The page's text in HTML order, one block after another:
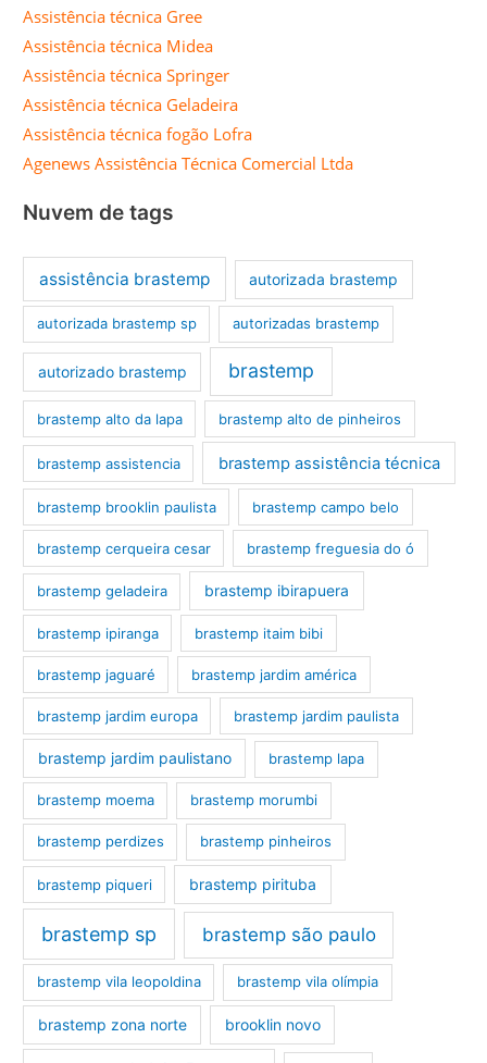
Assistência técnica Gree
Assistência técnica Midea
Assistência técnica Springer
Assistência técnica Geladeira
Assistência técnica fogão Lofra
Agenews Assistência Técnica Comercial Ltda
Nuvem de tags
assistência brastemp autorizada brastemp
autorizada brastemp sp autorizadas brastemp
autorizado brastemp brastemp
brastemp alto da lapa brastemp alto de pinheiros
brastemp assistencia brastemp assistência técnica
brastemp brooklin paulista brastemp campo belo
brastemp cerqueira cesar brastemp freguesia do ó
brastemp geladeira brastemp ibirapuera
brastemp ipiranga brastemp itaim bibi
brastemp jaguaré brastemp jardim américa
brastemp jardim europa brastemp jardim paulista
brastemp jardim paulistano brastemp lapa
brastemp moema brastemp morumbi
brastemp perdizes brastemp pinheiros
brastemp piqueri brastemp pirituba
brastemp sp brastemp são paulo
brastemp vila leopoldina brastemp vila olímpia
brastemp zona norte brooklin novo